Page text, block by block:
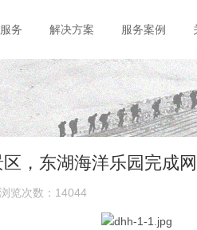
务 解决方案 服务案例
，东湖海洋乐园完成
浏览次数：14044